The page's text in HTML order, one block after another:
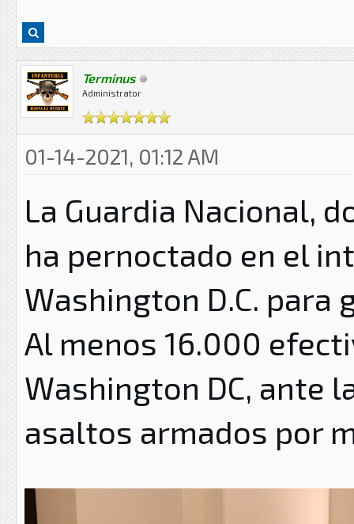
Terminus
Administrator
01-14-2021, 01:12 AM
La Guardia Nacional,
ha pernoctado en el
Washington D.C.
Al menos 16.000
Washington DC, ante
asaltos armados por